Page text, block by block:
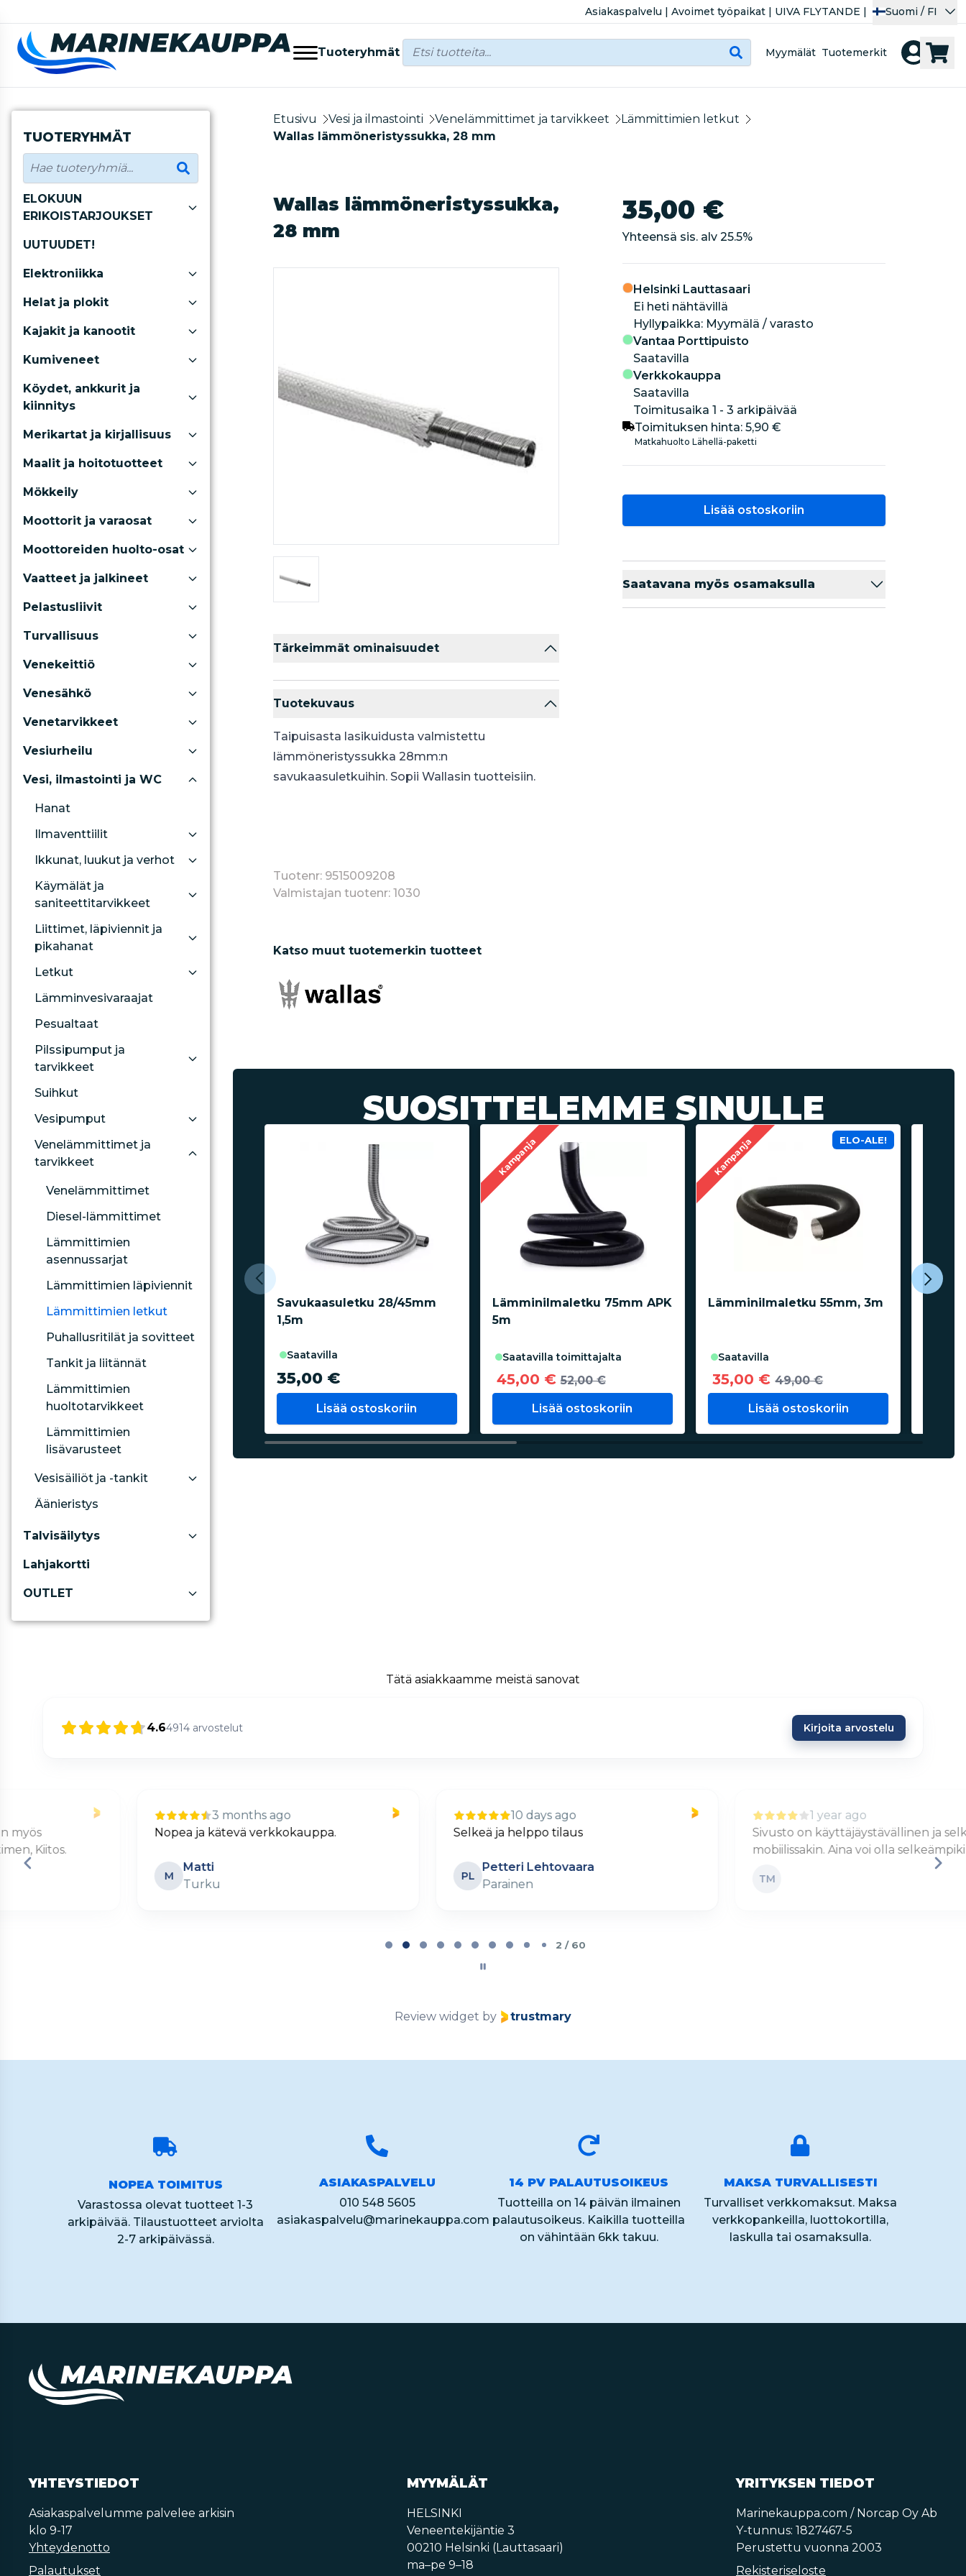
Asiakaspalvelu | Avoimet työpaikat | UIVA FLYTANDE | Suomi / FI
Tuoteryhmät Myymälät Tuotemerkit
TUOTERYHMÄT
ELOKUUN
ERIKOISTARJOUKSET
UUTUUDET!
Elektroniikka
Helat ja plokit
Kajakit ja kanootit
Kumiveneet
Köydet, ankkurit ja
kiinnitys
Merikartat ja kirjallisuus
Maalit ja hoitotuotteet
Mökkeily
Moottorit ja varaosat
Moottoreiden huolto-osat
Vaatteet ja jalkineet
Pelastusliivit
Turvallisuus
Venekeittiö
Venesähkö
Venetarvikkeet
Vesiurheilu
Vesi, ilmastointi ja WC
Hanat
Ilmaventtiilit
Ikkunat, luukut ja verhot
Käymälät ja
saniteettitarvikkeet
Liittimet, läpiviennit ja
pikahanat
Letkut
Lämminvesivaraajat
Pesualtaat
Pilssipumput ja
tarvikkeet
Suihkut
Vesipumput
Venelämmittimet ja
tarvikkeet
Venelämmittimet
Diesel-lämmittimet
Lämmittimien
asennussarjat
Lämmittimien läpiviennit
Lämmittimien letkut
Puhallusritilät ja sovitteet
Tankit ja liitännät
Lämmittimien
huoltotarvikkeet
Lämmittimien
lisävarusteet
Vesisäiliöt ja -tankit
Äänieristys
Talvisäilytys
Lahjakortti
OUTLET
Etusivu Vesi ja ilmastointi Venelämmittimet ja tarvikkeet
Lämmittimien letkut
Wallas lämmöneristyssukka, 28 mm
Wallas lämmöneristyssukka,
28 mm
Tärkeimmät ominaisuudet
Tuotekuvaus
Taipuisasta lasikuidusta valmistettu
lämmöneristyssukka 28mm:n
savukaasuletkuihin. Sopii Wallasin tuotteisiin.
Tuotenr: 9515009208
Valmistajan tuotenr: 1030
35,00 €
Yhteensä sis. alv 25.5%
Helsinki Lauttasaari
Ei heti nähtävillä
hyllypaikka: Myymälä / varasto
Vantaa Porttipuisto
Saatavilla
Verkkokauppa
Saatavilla
Toimitusaika 1 - 3 arkipäivää
Toimituksen hinta: 5,90 €
Matkahuolto Lähellä-paketti
Lisää ostoskoriin
Saatavana myös osamaksulla
Katso muut tuotemerkin tuotteet
SUOSITTELEMME SINULLE
Savukaasuletku 28/45mm
1,5m
saatavilla
35,00 €
Lisää ostoskoriin
Kampanja
Lämminilmaletku 75mm APK
5m
saatavilla toimittajalta
45,00 € 52,00 €
Lisää ostoskoriin
Kampanja ELO-ALE!
Lämminilmaletku 55mm, 3m
saatavilla
35,00 € 49,00 €
Lisää ostoskoriin
Tätä asiakkaamme meistä sanovat
4.64914 arvostelut Kirjoita arvostelu
3 months ago
Nopea ja kätevä verkkokauppa.
10 days ago
Selkeä ja helppo tilaus
Petteri Lehtovaara
1 year ago
Sivusto on käyttäjäystävällinen ja selkeä
mobiilissakin. Aina voi olla selkeämpikin
2 / 60
Review widget by trustmary
NOPEA TOIMITUS
Varastossa olevat tuotteet 1-3
arkipäivää. Tilaustuotteet arviolta
2-7 arkipäivässä.
ASIAKASPALVELU
010 548 5605
asiakaspalvelu@marinekauppa.com
14 PV PALAUTUSOIKEUS
Tuotteilla on 14 päivän ilmainen
palautusoikeus. Kaikilla tuotteilla
on vähintään 6kk takuu.
MAKSA TURVALLISESTI
Turvalliset verkkomaksut. Maksa
verkkopankeilla, luottokortilla,
laskulla tai osamaksulla.
YHTEYSTIEDOT
Asiakaspalvelumme palvelee arkisin
klo 9-17
Yhteydenotto
Palautukset
MYYMÄLÄT
HELSINKI
Veneentekijäntie 3
00210 Helsinki (Lauttasaari)
ma–pe 9–18
YRITYKSEN TIEDOT
Marinekauppa.com / Norcap Oy Ab
Y-tunnus: 1827467-5
Perustettu vuonna 2003
Rekisteriseloste